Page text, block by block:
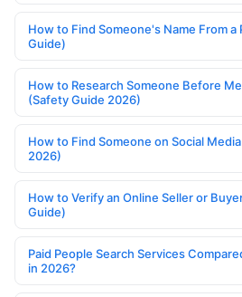
How to Find Someone's Name From
Guide)
How to Research Someone Before
(Safety Guide 2026)
How to Find Someone on Social
2026)
How to Verify an Online Seller or
Guide)
Paid People Search Services
in 2026?